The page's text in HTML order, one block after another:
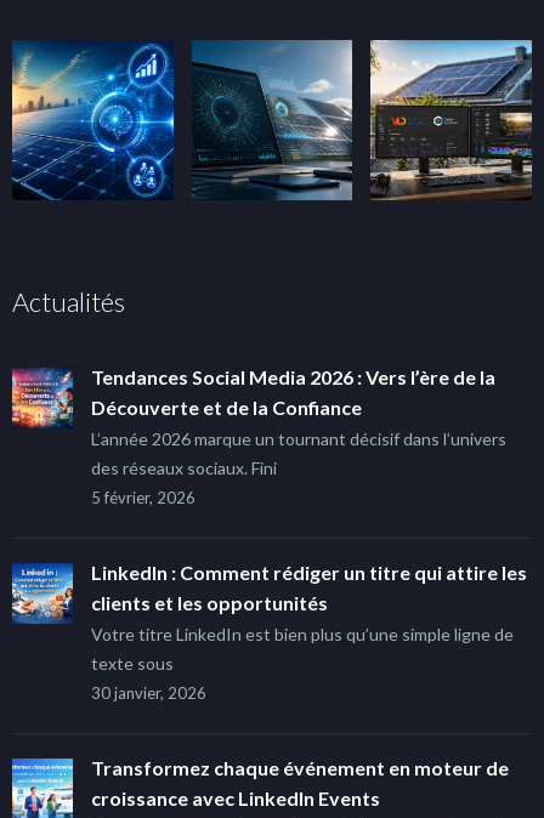
Actualités
Tendances Social Media 2026 : Vers l’ère de la
Découverte et de la Confiance
L’année 2026 marque un tournant décisif dans l’univers
des réseaux sociaux. Fini
5 février, 2026
LinkedIn : Comment rédiger un titre qui attire les
clients et les opportunités
Votre titre LinkedIn est bien plus qu’une simple ligne de
texte sous
30 janvier, 2026
Transformez chaque événement en moteur de
croissance avec LinkedIn Events